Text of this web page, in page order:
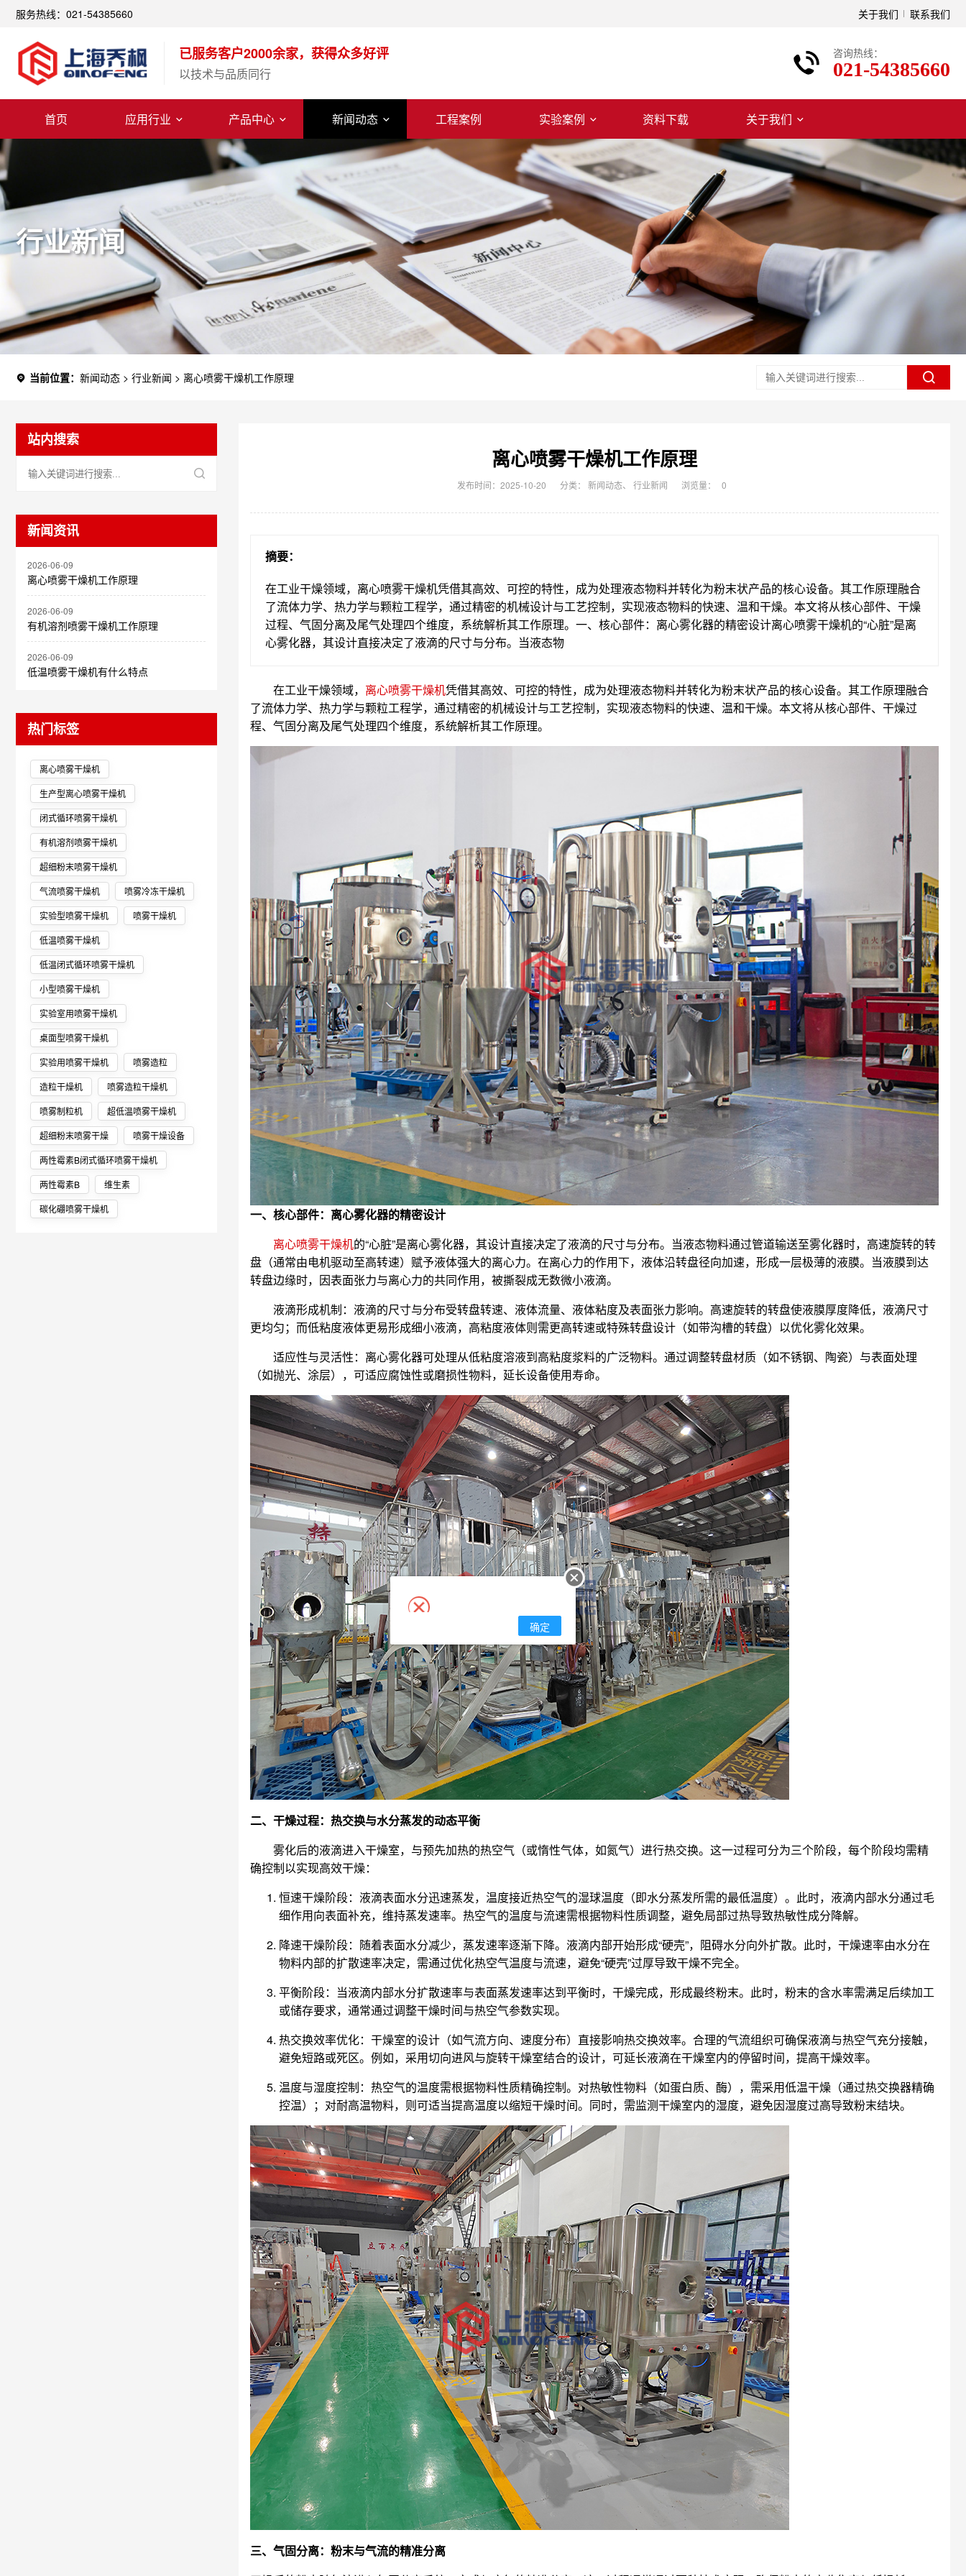
服务热线：021-54385660 关于我们 联系我们
已服务客户2000余家，获得众多好评
以技术与品质同行
咨询热线：
021-54385660
首页 应用行业 产品中心 新闻动态 工程案例 实验案例 资料下载 关于我们
行业新闻
当前位置： 新闻动态 > 行业新闻 > 离心喷雾干燥机工作原理
站内搜索
新闻资讯
2026-06-09
离心喷雾干燥机工作原理
2026-06-09
有机溶剂喷雾干燥机工作原理
2026-06-09
低温喷雾干燥机有什么特点
热门标签
离心喷雾干燥机
生产型离心喷雾干燥机
闭式循环喷雾干燥机
有机溶剂喷雾干燥机
超细粉末喷雾干燥机
气流喷雾干燥机
喷雾冷冻干燥机
实验型喷雾干燥机
喷雾干燥机
低温喷雾干燥机
低温闭式循环喷雾干燥机
小型喷雾干燥机
实验室用喷雾干燥机
桌面型喷雾干燥机
实验用喷雾干燥机
喷雾造粒
造粒干燥机
喷雾造粒干燥机
喷雾制粒机
超低温喷雾干燥机
超细粉末喷雾干燥
喷雾干燥设备
两性霉素B闭式循环喷雾干燥机
两性霉素B
维生素
碳化硼喷雾干燥机
离心喷雾干燥机工作原理
发布时间：2025-10-20 分类： 新闻动态、 行业新闻 浏览量： 0
摘要：
在工业干燥领域，离心喷雾干燥机凭借其高效、可控的特性，成为处理液态物料并转化为粉末状产品的核心设备。其工作原理融合
了流体力学、热力学与颗粒工程学，通过精密的机械设计与工艺控制，实现液态物料的快速、温和干燥。本文将从核心部件、干燥
过程、气固分离及尾气处理四个维度，系统解析其工作原理。一、核心部件：离心雾化器的精密设计离心喷雾干燥机的“心脏”是‌离
心雾化器‌，其设计直接决定了液滴的尺寸与分布。当液态物
在工业干燥领域， 离心喷雾干燥机凭借其高效、可控的特性，成为处理液态物料并转化为粉末状产品的核心设备。其工作原理融合
了流体力学、热力学与颗粒工程学，通过精密的机械设计与工艺控制，实现液态物料的快速、温和干燥。本文将从核心部件、干燥过
程、气固分离及尾气处理四个维度，系统解析其工作原理。
一、核心部件：离心雾化器的精密设计
离心喷雾干燥机的“心脏”是‌离心雾化器‌，其设计直接决定了液滴的尺寸与分布。当液态物料通过管道输送至雾化器时，高速旋转的转
盘（通常由电机驱动至高转速）赋予液体强大的离心力。在离心力的作用下，液体沿转盘径向加速，形成一层极薄的液膜。当液膜到达
转盘边缘时，因表面张力与离心力的共同作用，被撕裂成无数微小液滴。
‌液滴形成机制‌：液滴的尺寸与分布受转盘转速、液体流量、液体粘度及表面张力影响。高速旋转的转盘使液膜厚度降低，液滴尺寸
更均匀；而低粘度液体更易形成细小液滴，高粘度液体则需更高转速或特殊转盘设计（如带沟槽的转盘）以优化雾化效果。
‌适应性与灵活性‌：离心雾化器可处理从低粘度溶液到高粘度浆料的广泛物料。通过调整转盘材质（如不锈钢、陶瓷）与表面处理
（如抛光、涂层），可适应腐蚀性或磨损性物料，延长设备使用寿命。
二、干燥过程：热交换与水分蒸发的动态平衡
雾化后的液滴进入‌干燥室‌，与预先加热的热空气（或惰性气体，如氮气）进行热交换。这一过程可分为三个阶段，每个阶段均需精
确控制以实现高效干燥：
‌恒速干燥阶段‌：液滴表面水分迅速蒸发，温度接近热空气的湿球温度（即水分蒸发所需的最低温度）。此时，液滴内部水分通过毛
细作用向表面补充，维持蒸发速率。热空气的温度与流速需根据物料性质调整，避免局部过热导致热敏性成分降解。
‌降速干燥阶段‌：随着表面水分减少，蒸发速率逐渐下降。液滴内部开始形成“硬壳”，阻碍水分向外扩散。此时，干燥速率由水分在
物料内部的扩散速率决定，需通过优化热空气温度与流速，避免“硬壳”过厚导致干燥不完全。
‌平衡阶段‌：当液滴内部水分扩散速率与表面蒸发速率达到平衡时，干燥完成，形成最终粉末。此时，粉末的含水率需满足后续加工
或储存要求，通常通过调整干燥时间与热空气参数实现。
‌热交换效率优化‌：干燥室的设计（如气流方向、速度分布）直接影响热交换效率。合理的气流组织可确保液滴与热空气充分接触，
避免短路或死区。例如，采用切向进风与旋转干燥室结合的设计，可延长液滴在干燥室内的停留时间，提高干燥效率。
‌温度与湿度控制‌：热空气的温度需根据物料性质精确控制。对热敏性物料（如蛋白质、酶），需采用低温干燥（通过热交换器精确
控温）；对耐高温物料，则可适当提高温度以缩短干燥时间。同时，需监测干燥室内的湿度，避免因湿度过高导致粉末结块。
三、气固分离：粉末与气流的精准分离
确定